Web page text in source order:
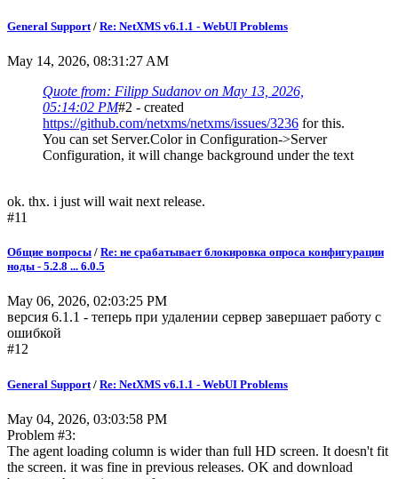
General Support / Re: NetXMS v6.1.1 - WebUI Problems
May 14, 2026, 08:31:27 AM
Quote from: Filipp Sudanov on May 13, 2026,
05:14:02 PM#2 - created
https://github.com/netxms/netxms/issues/3236 for this.
You can set Server.Color in Configuration->Server
Configuration, it will change background under the text
ok. thx. i just will wait next release.
#11
Общие вопросы / Re: не срабатывает блокировка опроса конфигурации
ноды - 5.2.8 ... 6.0.5
May 06, 2026, 02:03:25 PM
версия 6.1.1 - теперь при удалении сервер завершает работу с
ошибкой
#12
General Support / Re: NetXMS v6.1.1 - WebUI Problems
May 04, 2026, 03:03:58 PM
Problem #3:
The agent loading column is wider than full HD screen. It doesn't fit
the screen. it was fine in previous releases. OK and download